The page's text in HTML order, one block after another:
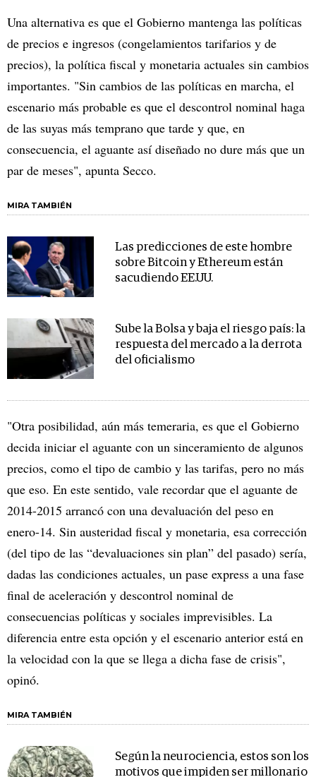
Una alternativa es que el Gobierno mantenga las políticas
de precios e ingresos (congelamientos tarifarios y de
precios), la política fiscal y monetaria actuales sin cambios
importantes. "Sin cambios de las políticas en marcha, el
escenario más probable es que el descontrol nominal haga
de las suyas más temprano que tarde y que, en
consecuencia, el aguante así diseñado no dure más que un
par de meses", apunta Secco.
MIRA TAMBIÉN
Las predicciones de este hombre
sobre Bitcoin y Ethereum están
sacudiendo EE.UU.
Sube la Bolsa y baja el riesgo país: la
respuesta del mercado a la derrota
del oficialismo
"Otra posibilidad, aún más temeraria, es que el Gobierno
decida iniciar el aguante con un sinceramiento de algunos
precios, como el tipo de cambio y las tarifas, pero no más
que eso. En este sentido, vale recordar que el aguante de
2014-2015 arrancó con una devaluación del peso en
enero-14. Sin austeridad fiscal y monetaria, esa corrección
(del tipo de las “devaluaciones sin plan” del pasado) sería,
dadas las condiciones actuales, un pase express a una fase
final de aceleración y descontrol nominal de
consecuencias políticas y sociales imprevisibles. La
diferencia entre esta opción y el escenario anterior está en
la velocidad con la que se llega a dicha fase de crisis",
opinó.
MIRA TAMBIÉN
Según la neurociencia, estos son los
motivos que impiden ser millonario